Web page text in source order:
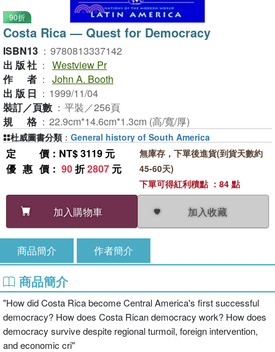
90折
Costa Rica ― Quest for Democracy
ISBN13 ： 9780813337142
出版社 ： Westview Pr
作者 ： John A. Booth
出版日 ： 1999/11/04
裝訂／頁數 ： 平裝／256頁
規格 ： 22.9cm*14.6cm*1.3cm (高/寬/厚)
定價 ：NT$ 3119 元
優惠價 ： 90折2807 元
加入購物車 加入收藏
無庫存，下單後進貨(到貨天數約
45-60天)
下單可得紅利積點 ：84 點
杜威圖書分類 ： General history of South America
商品簡介 作者簡介
商品簡介
"How did Costa Rica become Central America's first successful
democracy? How does Costa Rican democracy work? How does
democracy survive despite regional turmoil, foreign intervention,
and economic cri"